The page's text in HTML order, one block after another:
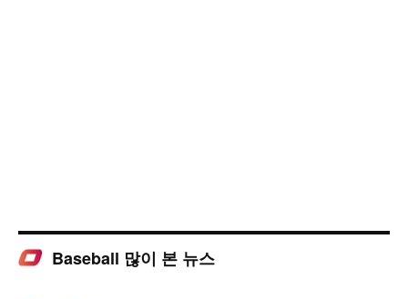
Baseball 많이 본 뉴스